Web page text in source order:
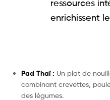
ressources
enrichissent
Pad Thaï : Un plat de
combinant crevettes,
des légumes.